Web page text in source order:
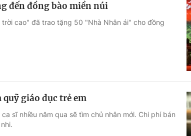
đến đồng bào miền núi
cao" đã trao tặng 50 "Nhà Nhân ái" cho đồng
giáo dục trẻ em
sĩ nhiều năm qua sẽ tìm chủ nhân mới. Chi phí bán